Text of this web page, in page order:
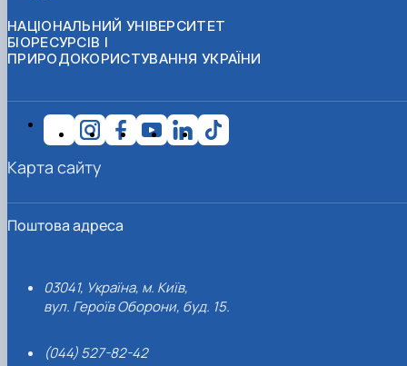
НАЦІОНАЛЬНИЙ УНІВЕРСИТЕТ
БІОРЕСУРСІВ І
ПРИРОДОКОРИСТУВАННЯ УКРАЇНИ
Поштова адреса
03041, Україна, м. Київ,
вул. Героїв Оборони, буд. 15.
(044) 527-82-42
Карта сайту